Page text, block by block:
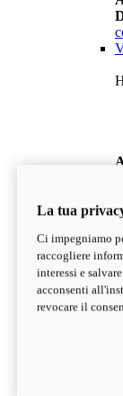
La tua
Ci impegniamo
raccogliere
interessi e
acconsenti
revocare il